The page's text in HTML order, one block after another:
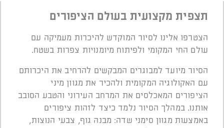
תצפית מקצועית בעולם הציפורים
הצטרפו אלינו לסיור המוקדש להיכרות מעמיקה עם
עולם החי המקומי ולפיתוח מיומנויות צפרות בשטח.
הסיור מיועד למבוגרים המבקשים להרחיב את היכרותם
עם האקולוגיה המקומית ולהכיר את מגוון מיני
הציפורים המאכלסים את המרחב העירוני והטבע הסובב
אותנו. במהלך הסיור נלמד כיצד לזהות ציפורים
באמצעות מגוון סימני שדה: מבנה גוף, צבעי הנוצות,